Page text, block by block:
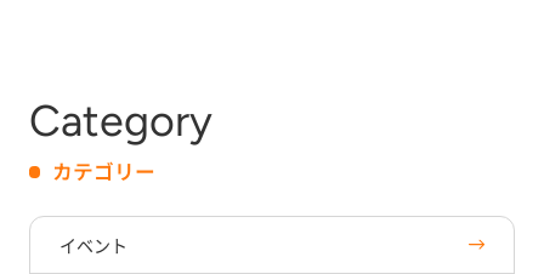
Category
カテゴリー
イベント